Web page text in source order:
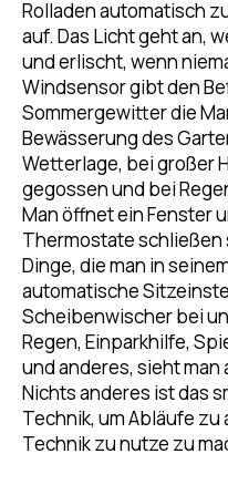
Rolladen automatisch
auf. Das Licht geht an,
und erlischt, wenn
Windsensor gibt den
Sommergewitter die
Bewässerung des
Wetterlage, bei großer
gegossen und bei
Man öffnet ein Fenster
Thermostate
Dinge, die man in
automatische
Scheibenwischer bei
Regen, Einparkhilfe,
und anderes, sieht
Nichts anderes ist das
Technik, um Abläufe
Technik zu nutze zu